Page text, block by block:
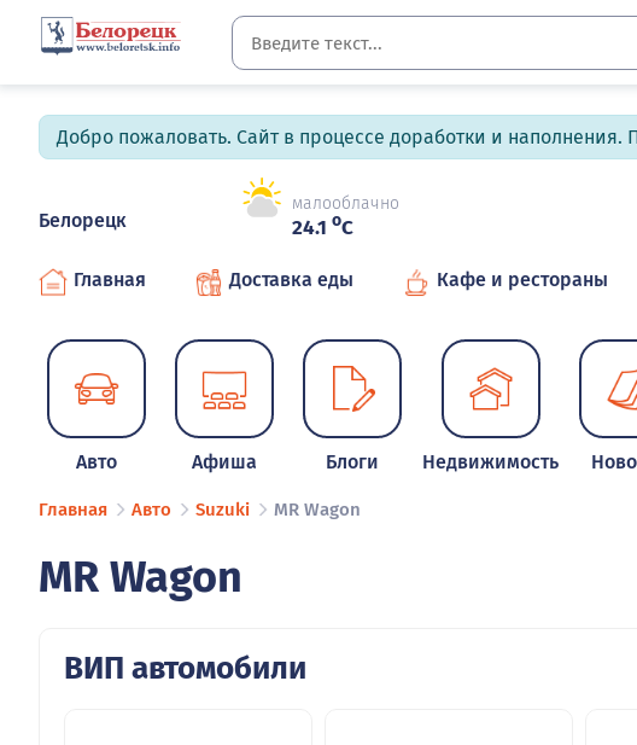
Добро пожаловать. Сайт в процессе доработки и наполнения.
Белорецк
малооблачно
24.1 oC
Главная Доставка еды Кафе и рестораны
Авто Афиша Блоги Недвижимость
Главная Авто Suzuki MR Wagon
MR Wagon
ВИП автомобили